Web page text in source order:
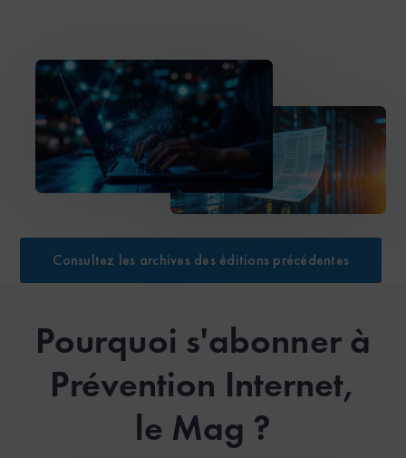
Consultez les archives des éditions précédentes
Pourquoi s'abonner à
Prévention Internet,
le Mag ?